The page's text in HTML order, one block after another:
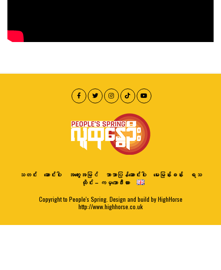
သတင်း ဆောင်းပါး အတွေးအမြင် ဘာသာပြန်ဆောင်းပါး မေးမြန်းခန်း
ရသ
ထိုင်း – ကမ္ဘောဒီးယား
Copyright to People's Spring. Design and build by HighHorse
http://www.highhorse.co.uk